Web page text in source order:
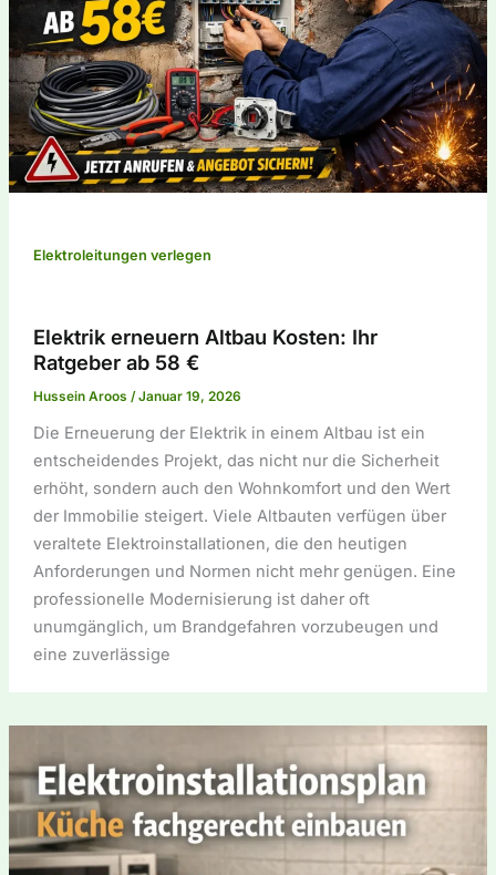
Elektroleitungen verlegen
Elektrik erneuern Altbau Kosten: Ihr
Ratgeber ab 58 €
Hussein Aroos /Januar 19, 2026
Die Erneuerung der Elektrik in einem Altbau ist ein
entscheidendes Projekt, das nicht nur die Sicherheit
erhöht, sondern auch den Wohnkomfort und den Wert
der Immobilie steigert. Viele Altbauten verfügen über
veraltete Elektroinstallationen, die den heutigen
Anforderungen und Normen nicht mehr genügen. Eine
professionelle Modernisierung ist daher oft
unumgänglich, um Brandgefahren vorzubeugen und
eine zuverlässige